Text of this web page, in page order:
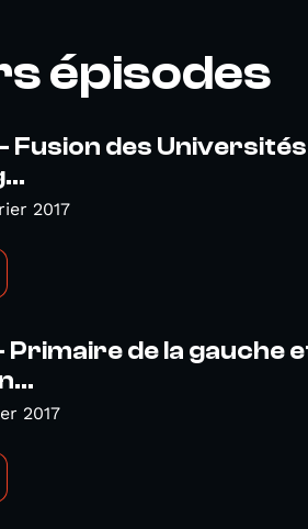
épisodes
Fusion des Universités
2017
Primaire de la gauche
2017